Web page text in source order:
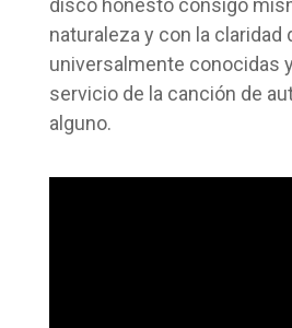
disco honesto consigo
naturaleza y con la claridad
universalmente conocidas
servicio de la canción de
alguno.